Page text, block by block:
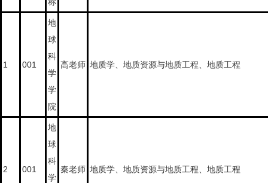
1 001
地
球
科
学
学
院
高老师 地质学、地质资源与地质工程、地质工程
2 001
地
球
科
学
秦老师 地质学、地质资源与地质工程、地质工程